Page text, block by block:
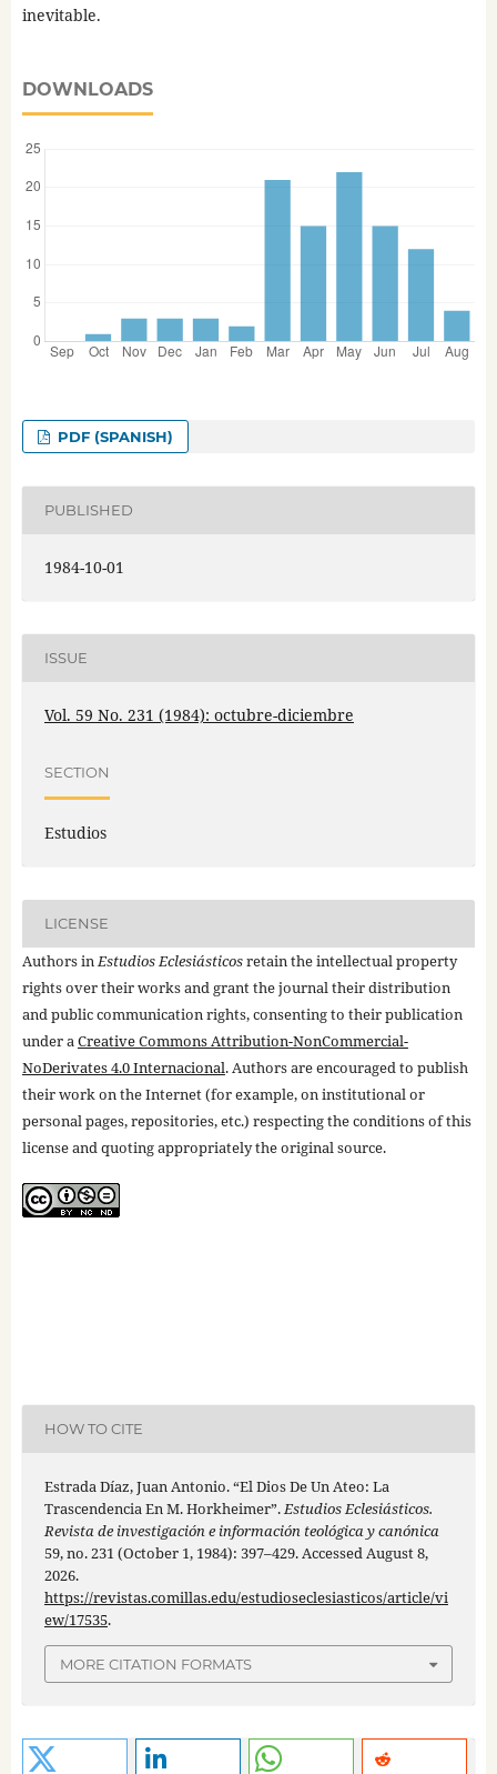
inevitable.
DOWNLOADS
PDF (SPANISH)
PUBLISHED
1984-10-01
ISSUE
Vol. 59 No. 231 (1984): octubre-diciembre
SECTION
Estudios
LICENSE
Authors inEstudios Eclesiásticosretain the intellectual property
rights over their works and grant the journal their distribution
and public communication rights, consenting to their publication
under aCreative Commons Attribution-NonCommercial-
NoDerivates 4.0 Internacional. Authors are encouraged to publish
their work on the Internet (for example, on institutional or
personal pages, repositories, etc.) respecting the conditions of this
license and quoting appropriately the original source.
HOW TO CITE
Estrada Díaz, Juan Antonio. “El Dios De Un Ateo: La
Trascendencia En M. Horkheimer”.Estudios Eclesiásticos.
Revista de investigación e información teológica y canónica
59, no. 231 (October 1, 1984): 397–429. Accessed August 8,
2026.
https://revistas.comillas.edu/estudioseclesiasticos/article/vi
ew/17535.
MORE CITATION FORMATS